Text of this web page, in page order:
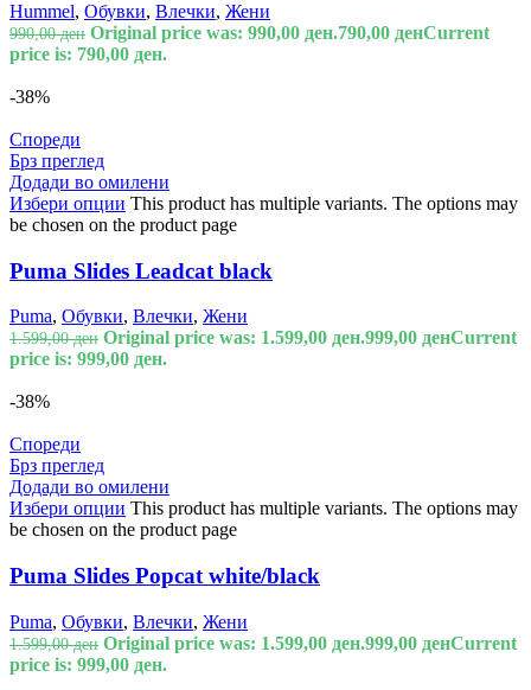
Hummel, Обувки, Влечки, Жени
990,00ден Original price was: 990,00 ден.790,00 денCurrent
price is: 790,00 ден.
-38%
Спореди
Брз преглед
Додади во омилени
Избери опции This product has multiple variants. The options may
be chosen on the product page
Puma Slides Leadcat black
Puma, Обувки, Влечки, Жени
1.599,00ден Original price was: 1.599,00 ден.999,00 денCurrent
price is: 999,00 ден.
-38%
Спореди
Брз преглед
Додади во омилени
Избери опции This product has multiple variants. The options may
be chosen on the product page
Puma Slides Popcat white/black
Puma, Обувки, Влечки, Жени
1.599,00ден Original price was: 1.599,00 ден.999,00 денCurrent
price is: 999,00 ден.